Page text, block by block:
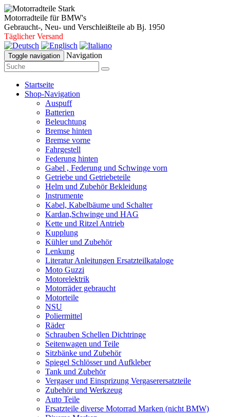
Motorradteile für BMW's
Gebraucht-, Neu- und Verschleißteile ab Bj. 1950
Täglicher Versand
Toggle navigation Navigation
Startseite
Shop-Navigation
Auspuff
Batterien
Beleuchtung
Bremse hinten
Bremse vorne
Fahrgestell
Federung hinten
Gabel , Federung und Schwinge vorn
Getriebe und Getriebeteile
Helm und Zubehör Bekleidung
Instrumente
Kabel, Kabelbäume und Schalter
Kardan,Schwinge und HAG
Kette und Ritzel Antrieb
Kupplung
Kühler und Zubehör
Lenkung
Literatur Anleitungen Ersatzteilkataloge
Moto Guzzi
Motorelektrik
Motorräder gebraucht
Motorteile
NSU
Poliermittel
Räder
Schrauben Schellen Dichtringe
Seitenwagen und Teile
Sitzbänke und Zubehör
Spiegel Schlösser und Aufkleber
Tank und Zubehör
Vergaser und Einsprizung Vergaserersatzteile
Zubehör und Werkzeug
Auto Teile
Ersatzteile diverse Motorrad Marken (nicht BMW)